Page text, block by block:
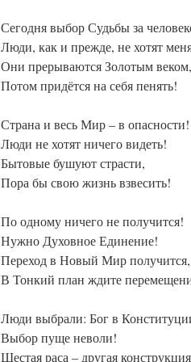
Сегодня выбор Судьбы за
Люди, как и прежде, не хотят
Они прерываются Золотым веком,
Потом придётся на себя пенять!
Страна и весь Мир – в опасности!
Люди не хотят ничего видеть!
Бытовые бушуют страсти,
Пора бы свою жизнь взвесить!
По одному ничего не получится!
Нужно Духовное Единение!
Переход в Новый Мир получится,
В Тонкий план ждите
Люди выбрали: Бог в
Выбор пуще неволи!
Шестая раса – другая